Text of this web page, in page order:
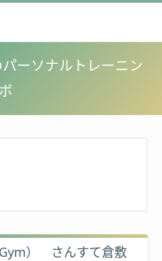
ーソナルトレーニン
） さんすて倉敷